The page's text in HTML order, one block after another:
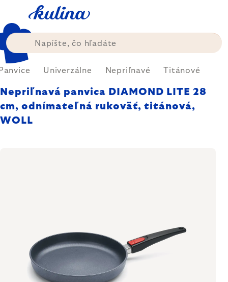
obsah
Univerzálne Nepriľnavé Titánové
Nepriľnavá panvica DIAMOND LITE 28
cm, odnímateľná rukoväť, titánová,
WOLL